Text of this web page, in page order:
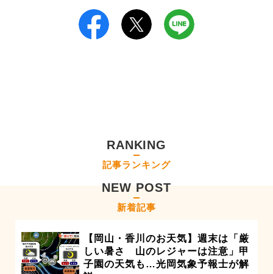
RANKING
記事ランキング
NEW POST
新着記事
【岡山・香川のお天気】週末は「厳
しい暑さ 山のレジャーは注意」甲
子園の天気も…光岡気象予報士が解